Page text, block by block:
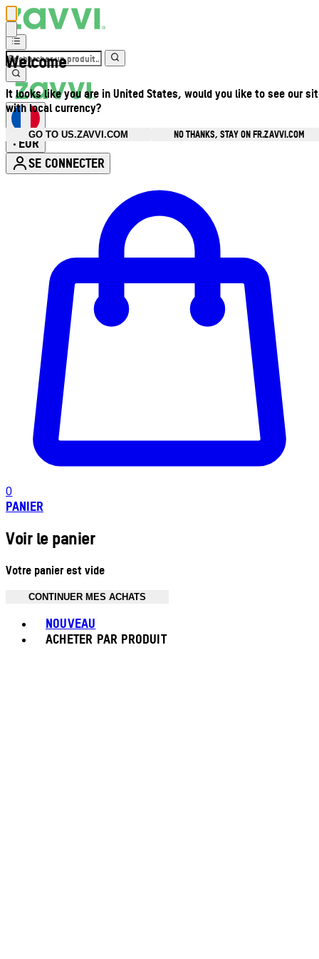
Welcome
It looks like you are in United States, would you like to see our
with local currency?
GO TO US.ZAVVI.COM
NO THANKS, STAY ON FR.ZAVVI.COM
• EUR
SE CONNECTER
0
PANIER
Voir le panier
Votre panier est vide
CONTINUER MES ACHATS
NOUVEAU
ACHETER PAR PRODUIT